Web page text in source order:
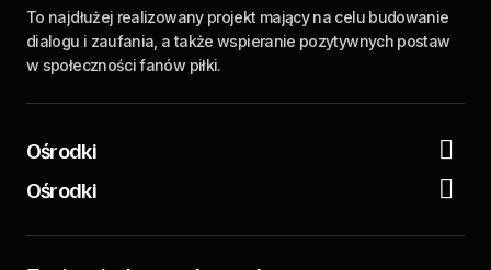
To najdłużej realizowany projekt mający na celu budowanie
dialogu i zaufania, a także wspieranie pozytywnych postaw
w społeczności fanów piłki.
Ośrodki
Ośrodki